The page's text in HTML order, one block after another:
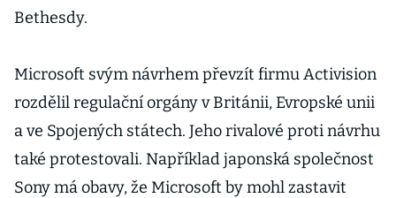
Bethesdy.
Microsoft svým návrhem převzít firmu Activision
rozdělil regulační orgány v Británii, Evropské unii
a ve Spojených státech. Jeho rivalové proti návrhu
také protestovali. Například japonská společnost
Sony má obavy, že Microsoft by mohl zastavit